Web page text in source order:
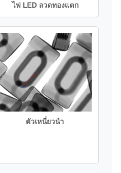
ไฟ LED ลวดทองแตก
ตัวเหนี่ยวนำ